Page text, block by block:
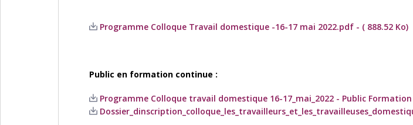
Programme Colloque Travail domestique -16-17 mai 2022.pdf - ( 888.52 Ko)
Public en formation continue :
Programme Colloque travail domestique 16-17_mai_2022 - Public